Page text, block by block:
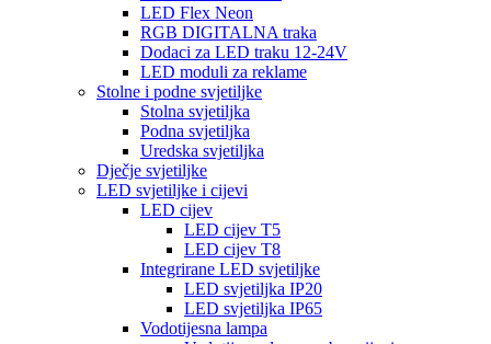
LED Flex Neon
RGB DIGITALNA traka
Dodaci za LED traku 12-24V
LED moduli za reklame
Stolne i podne svjetiljke
Stolna svjetiljka
Podna svjetiljka
Uredska svjetiljka
Dječje svjetiljke
LED svjetiljke i cijevi
LED cijev
LED cijev T5
LED cijev T8
Integrirane LED svjetiljke
LED svjetiljka IP20
LED svjetiljka IP65
Vodotijesna lampa